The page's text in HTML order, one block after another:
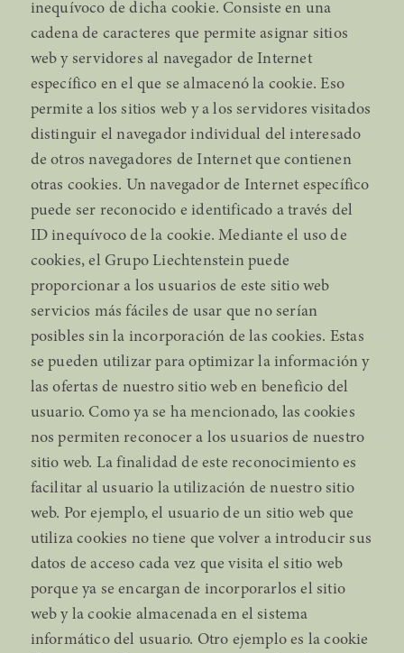
inequívoco de dicha cookie. Consiste en una
cadena de caracteres que permite asignar sitios
web y servidores al navegador de Internet
específico en el que se almacenó la cookie. Eso
permite a los sitios web y a los servidores visitados
distinguir el navegador individual del interesado
de otros navegadores de Internet que contienen
otras cookies. Un navegador de Internet específico
puede ser reconocido e identificado a través del
ID inequívoco de la cookie. Mediante el uso de
cookies, el Grupo Liechtenstein puede
proporcionar a los usuarios de este sitio web
servicios más fáciles de usar que no serían
posibles sin la incorporación de las cookies. Estas
se pueden utilizar para optimizar la información y
las ofertas de nuestro sitio web en beneficio del
usuario. Como ya se ha mencionado, las cookies
nos permiten reconocer a los usuarios de nuestro
sitio web. La finalidad de este reconocimiento es
facilitar al usuario la utilización de nuestro sitio
web. Por ejemplo, el usuario de un sitio web que
utiliza cookies no tiene que volver a introducir sus
datos de acceso cada vez que visita el sitio web
porque ya se encargan de incorporarlos el sitio
web y la cookie almacenada en el sistema
informático del usuario. Otro ejemplo es la cookie